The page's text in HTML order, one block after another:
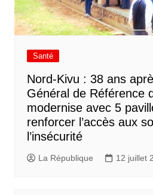
Santé
Nord-Kivu : 38 ans
Général de Référence
modernise avec 5
renforcer l’accès aux
l’insécurité
La République 12 juillet